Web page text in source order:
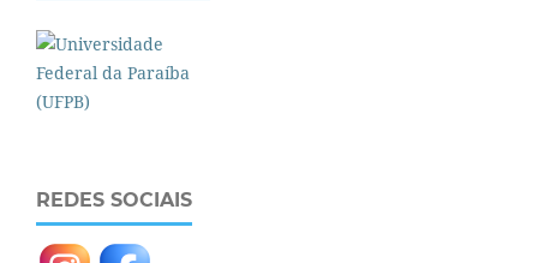
REDES SOCIAIS